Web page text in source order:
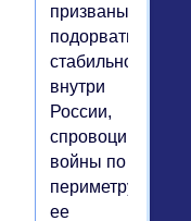
призваны
подорвать
стабильность
внутри
России,
спровоцировать
войны по
периметру
ее